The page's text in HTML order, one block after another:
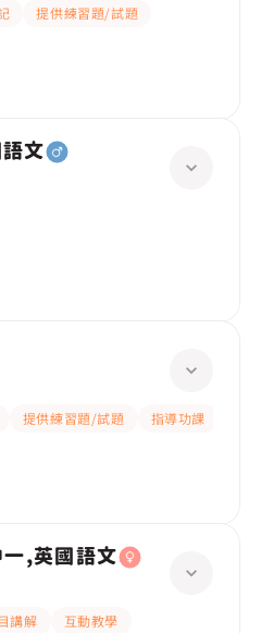
提供練習題/試題
文
提供練習題/試題 指導功課
,英國語文
講解
互動教學